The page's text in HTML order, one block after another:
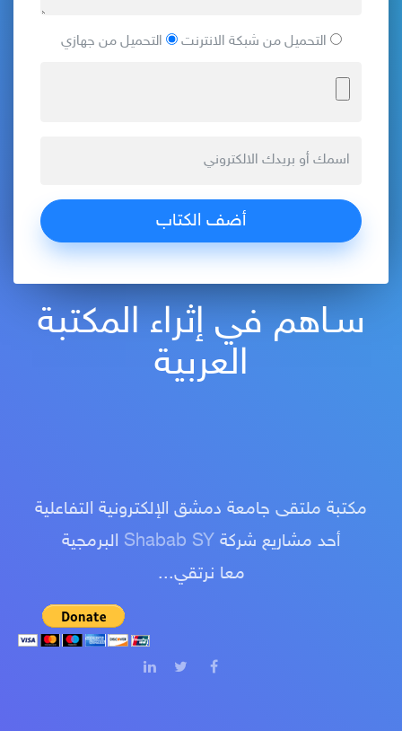
التحميل من شبكة الانترنت التحميل من جهازي
سـاهم في إثراء المكتبة
العربية
مكتبة ملتقى جامعة دمشق الإلكترونية التفاعلية
أحد مشاريع شركة Shabab SY البرمجية
معا نرتقي...